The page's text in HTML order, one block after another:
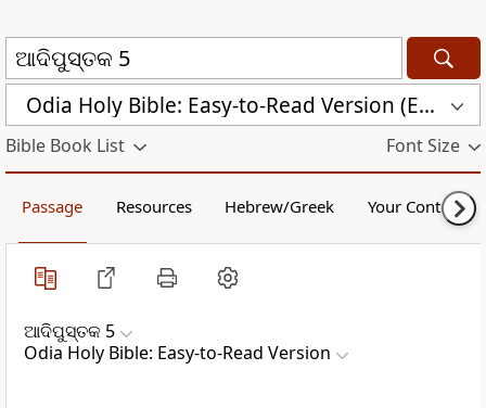
Odia Holy Bible: Easy-to-Read Version (ERV-OR)
Bible Book List Font Size
Passage Resources Hebrew/Greek Your Content
ଆଦିପୁସ୍ତକ 5
Odia Holy Bible: Easy-to-Read Version